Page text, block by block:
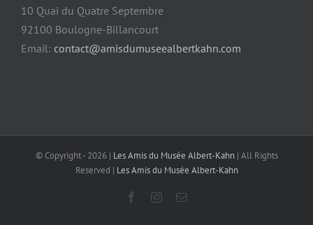
10 Quai du Quatre Septembre
92100 Boulogne-Billancourt
Email: contact@amisdumuseealbertkahn.com
© Copyright - 2026 | Les Amis du Musée Albert-Kahn| All Rights
Reserved | Les Amis du Musée Albert-Kahn
FacebookInstagram
Email